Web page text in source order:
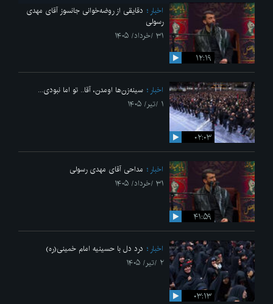
۱۲:۱۹
اخبار
دقایقی از روضه‌خوانی جانسوز آقای مهدی
رسولی
۳۱ /خرداد/ ۱۴۰۵
۰۲:۰۳
اخبار
سینه‌زن‌ها اومدن،‌ آقا.. تو اما نبودی...
۱ /تیر/ ۱۴۰۵
۴۱:۵۹
اخبار
مداحی آقای مهدی رسولی
۳۱ /خرداد/ ۱۴۰۵
۰۳:۱۳
اخبار
درد دل با حسینیه امام خمینی(ره)
۲ /تیر/ ۱۴۰۵